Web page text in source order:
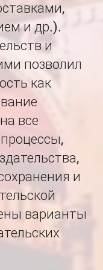
и др.).
и
позволил
как
все
и
варианты